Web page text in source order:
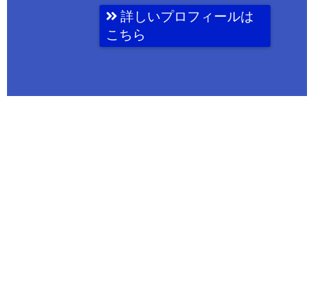
詳しいプロフィールは
こちら